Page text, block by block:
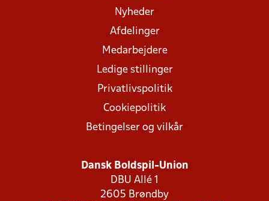
Nyheder
Afdelinger
Medarbejdere
Ledige stillinger
Privatlivspolitik
Cookiepolitik
Betingelser og vilkår
Dansk Boldspil-Union
DBU Allé 1
2605 Brøndby